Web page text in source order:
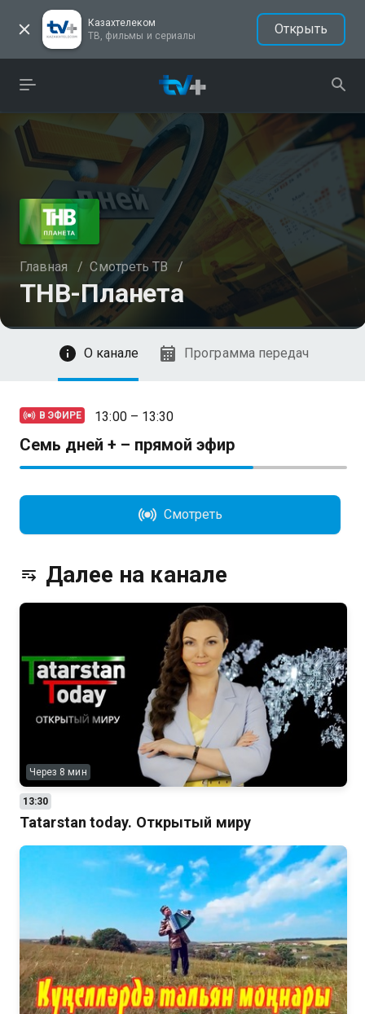
Казахтелеком
ТВ, фильмы и сериалы
Открыть
Главная / Смотреть ТВ /
ТНВ-Планета
Смотреть
О канале Программа передач
В ЭФИРЕ 13:00 – 13:30
Семь дней + – прямой эфир
Смотреть
Далее на канале
Через 8 мин
13:30
Tatarstan today. Открытый миру